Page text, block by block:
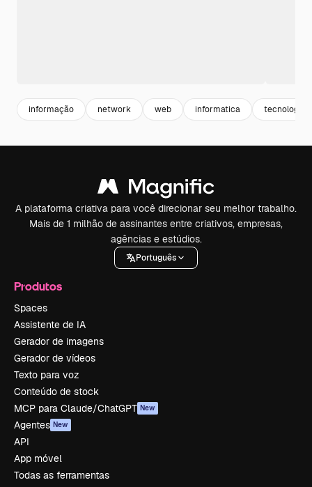
informação network web informatica tecnologia
A plataforma criativa para você direcionar seu melhor trabalho.
Mais de 1 milhão de assinantes entre criativos, empresas,
agências e estúdios.
Português
Produtos
Spaces
Assistente de IA
Gerador de imagens
Gerador de vídeos
Texto para voz
Conteúdo de stock
MCP para Claude/ChatGPT New
Agentes New
API
App móvel
Todas as ferramentas